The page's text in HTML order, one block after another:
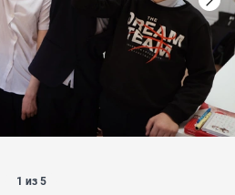
1 из 5